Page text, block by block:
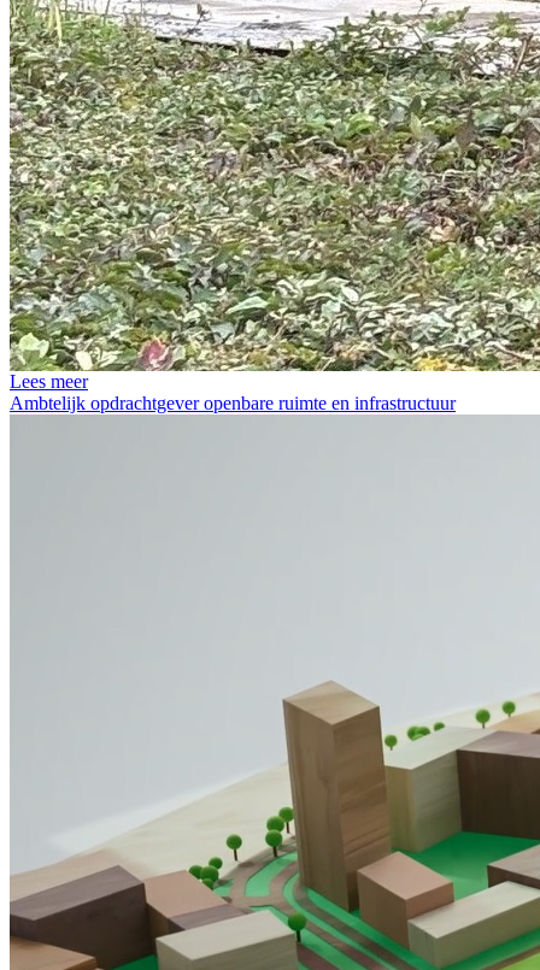
Lees meer
Ambtelijk opdrachtgever openbare ruimte en infrastructuur